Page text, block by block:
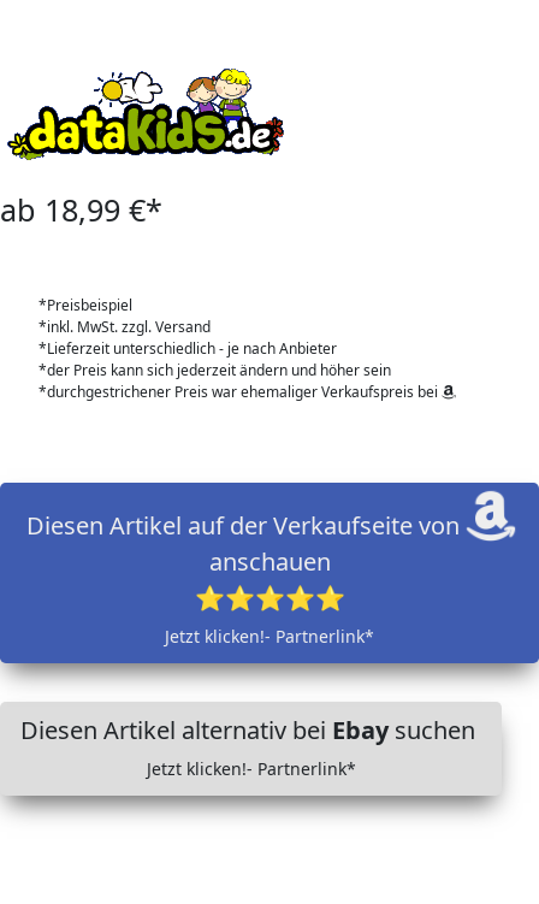
ab 18,99 €*
*Preisbeispiel
*inkl. MwSt. zzgl. Versand
*Lieferzeit unterschiedlich - je nach Anbieter
*der Preis kann sich jederzeit ändern und höher sein
*durchgestrichener Preis war ehemaliger Verkaufspreis bei
Diesen Artikel auf der Verkaufseite von
anschauen
⭐⭐⭐⭐⭐
Jetzt klicken!- Partnerlink*
Diesen Artikel alternativ bei Ebaysuchen
Jetzt klicken!- Partnerlink*